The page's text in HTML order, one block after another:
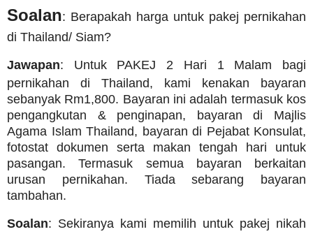
Soalan: Berapakah harga untuk pakej pernikahan
di Thailand/ Siam?
Jawapan: Untuk PAKEJ 2 Hari 1 Malam bagi
pernikahan di Thailand, kami kenakan bayaran
sebanyak Rm1,800. Bayaran ini adalah termasuk kos
pengangkutan & penginapan, bayaran di Majlis
Agama Islam Thailand, bayaran di Pejabat Konsulat,
fotostat dokumen serta makan tengah hari untuk
pasangan. Termasuk semua bayaran berkaitan
urusan pernikahan. Tiada sebarang bayaran
tambahan.
Soalan: Sekiranya kami memilih untuk pakej nikah